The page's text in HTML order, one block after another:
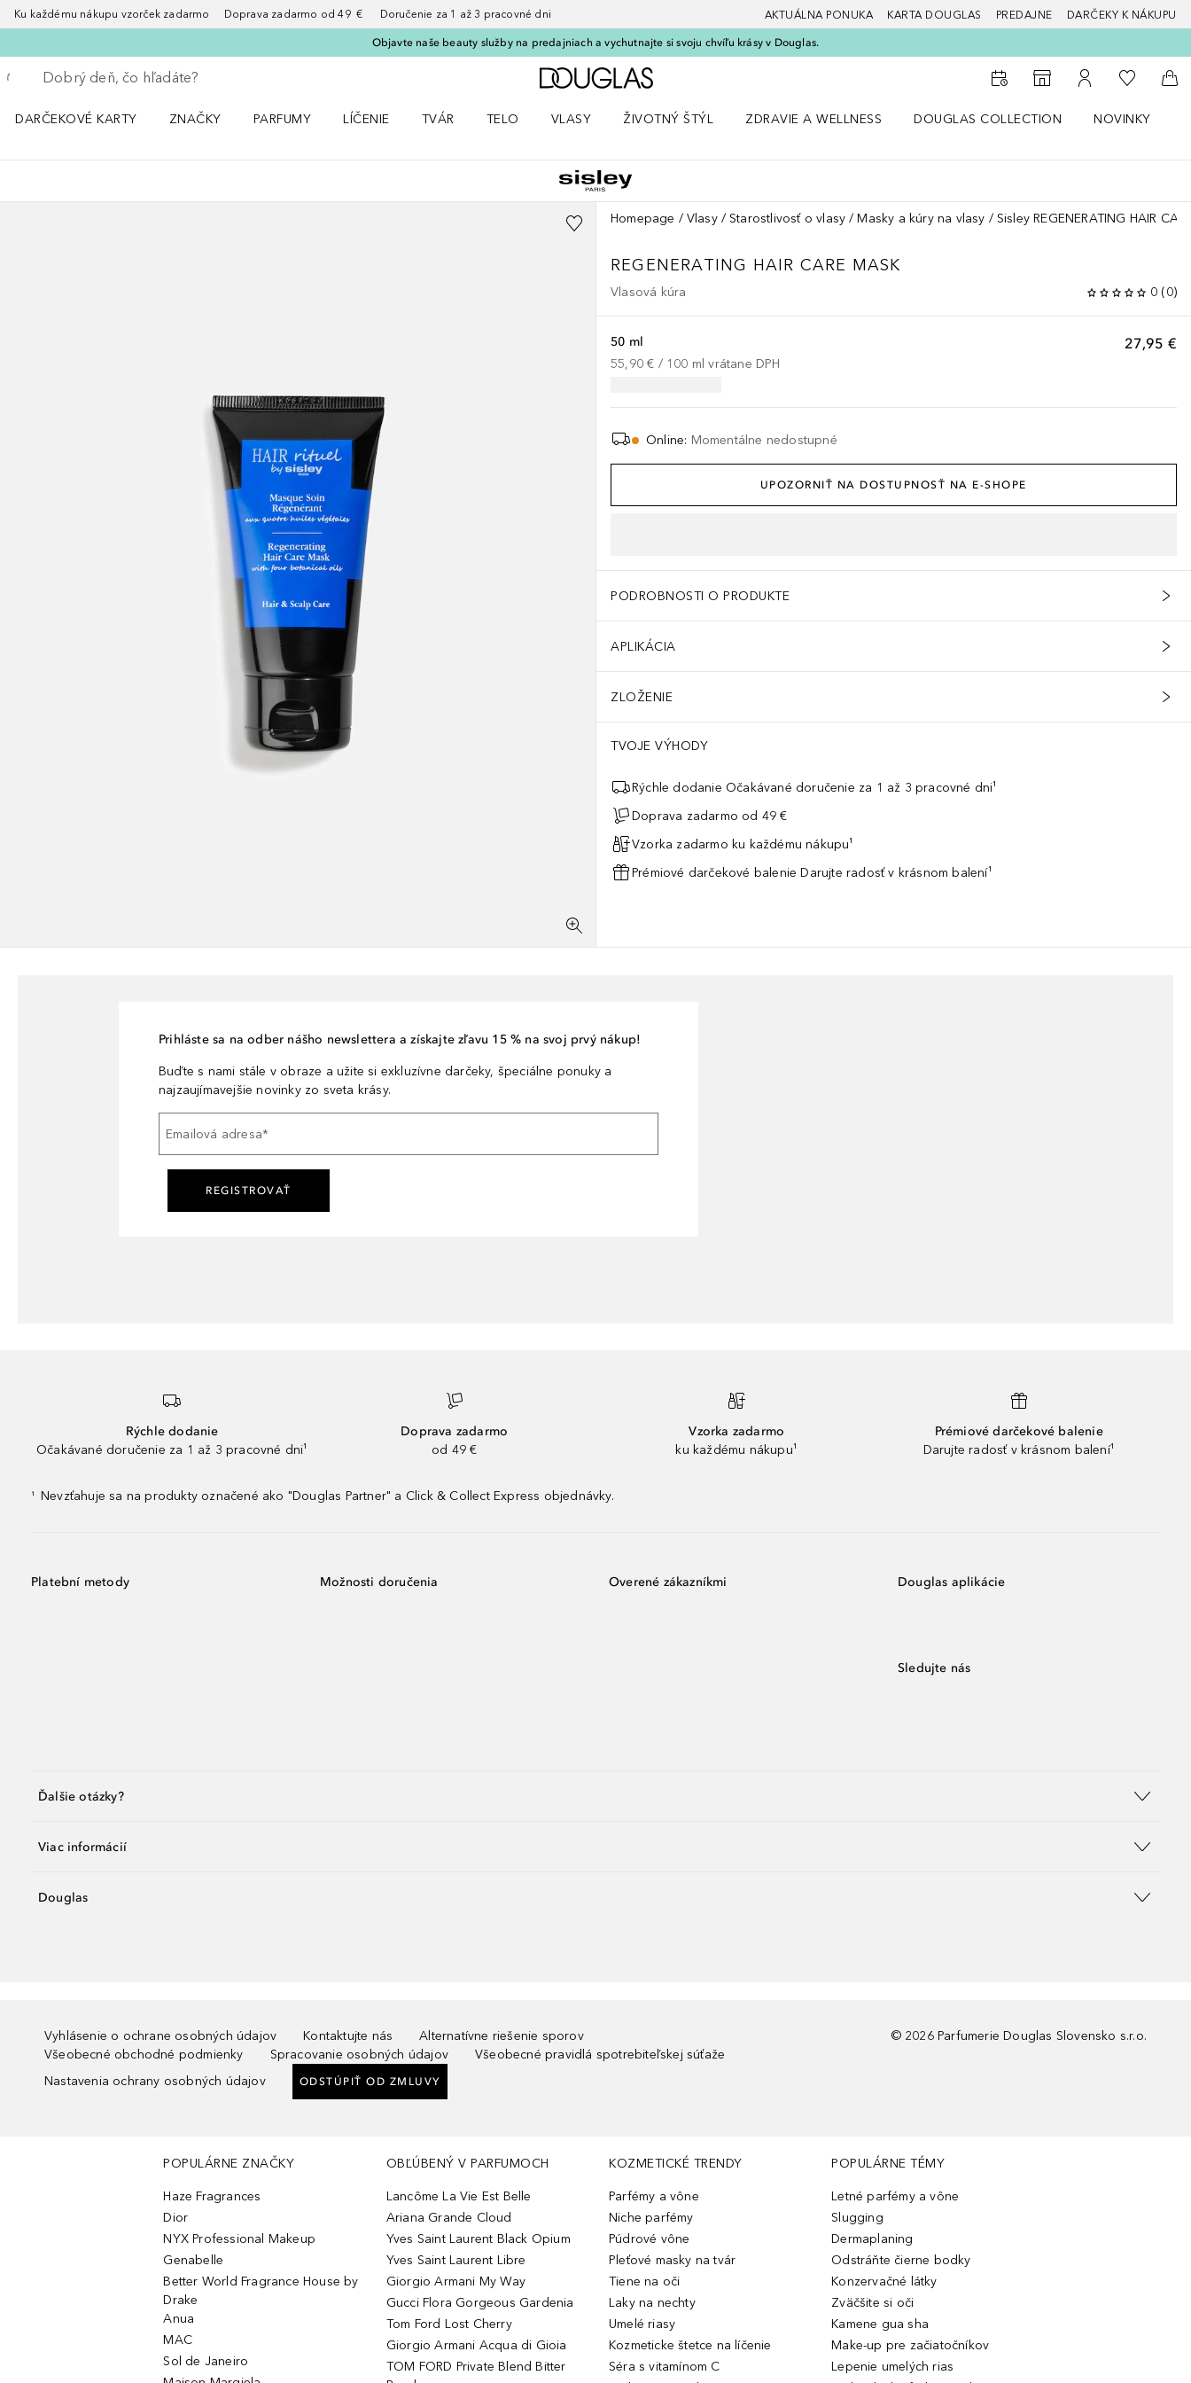
Ku každému nákupu vzorček zadarmo Doprava zadarmo od 49 € Doručenie za 1 až 3 pracovné dni AKTUÁLNA PONUKA KARTA DOUGLAS PREDAJNE DARČEKY K NÁKUPU
Objavte naše beauty služby na predajniach a vychutnajte si svoju chvíľu krásy v Douglas.
Choď späť
Vykonajte vyhľadávanie
Domov
Do vyhľadávača predajní
Do môjho účtu
Do môjho
Do
DARČEKOVÉ KARTY
ZNAČKY
PARFUMY
LÍČENIE
TVÁR
TELO
VLASY
ŽIVOTNÝ ŠTÝL
ZDRAVIE A WELLNESS
DOUGLAS COLLECTION
NOVINKY
Homepage Vlasy Starostlivosť o vlasy Masky a kúry na vlasy Sisley REGENERATING HAIR
REGENERATING HAIR CARE MASK
Vlasová kúra 0 (0)
27,95 €
50 ml
55,90 € / 100 ml vrátane DPH
Online: Momentálne nedostupné
UPOZORNIŤ NA DOSTUPNOSŤ NA E-SHOPE
PODROBNOSTI O PRODUKTE
APLIKÁCIA
ZLOŽENIE
TVOJE VÝHODY
Rýchle dodanie Očakávané doručenie za 1 až 3 pracovné dni¹
Doprava zadarmo od 49 €
Vzorka zadarmo ku každému nákupu¹
Prémiové darčekové balenie Darujte radosť v krásnom balení¹
Prihláste sa na odber nášho newslettera a získajte zľavu 15 % na svoj prvý nákup!
Buďte s nami stále v obraze a užite si exkluzívne darčeky, špeciálne ponuky a
najzaujímavejšie novinky zo sveta krásy.
Emailová adresa*
REGISTROVAŤ
Rýchle dodanie
Očakávané doručenie za 1 až 3 pracovné dni¹
Doprava zadarmo
od 49 €
Vzorka zadarmo
ku každému nákupu¹
Prémiové darčekové balenie
Darujte radosť v krásnom balení¹
¹ Nevzťahuje sa na produkty označené ako "Douglas Partner" a Click & Collect Express objednávky.
Platební metody Možnosti doručenia Overené zákazníkmi Douglas aplikácie
Sledujte nás
Ďalšie otázky?
Viac informácií
Douglas
Vyhlásenie o ochrane osobných údajov Kontaktujte nás
Alternatívne riešenie sporov
Všeobecné obchodné podmienky
Spracovanie osobných údajov
Všeobecné pravidlá spotrebiteľskej súťaže
Nastavenia ochrany osobných údajov
ODSTÚPIŤ OD ZMLUVY
© 2026 Parfumerie Douglas Slovensko s.r.o.
POPULÁRNE ZNAČKY
Haze Fragrances
Dior
NYX Professional Makeup
Genabelle
Better World Fragrance House by
Drake
Anua
MAC
Sol de Janeiro
OBĽÚBENÝ V PARFUMOCH
Lancôme La Vie Est Belle
Ariana Grande Cloud
Yves Saint Laurent Black Opium
Yves Saint Laurent Libre
Giorgio Armani My Way
Gucci Flora Gorgeous Gardenia
Tom Ford Lost Cherry
Giorgio Armani Acqua di Gioia
TOM FORD Private Blend Bitter
KOZMETICKÉ TRENDY
Parfémy a vône
Niche parfémy
Púdrové vône
Pleťové masky na tvár
Tiene na oči
Laky na nechty
Umelé riasy
Kozmeticke štetce na líčenie
Séra s vitamínom C
POPULÁRNE TÉMY
Letné parfémy a vône
Slugging
Dermaplaning
Odstráňte čierne bodky
Konzervačné látky
Zväčšite si oči
Kamene gua sha
Make-up pre začiatočníkov
Lepenie umelých rias